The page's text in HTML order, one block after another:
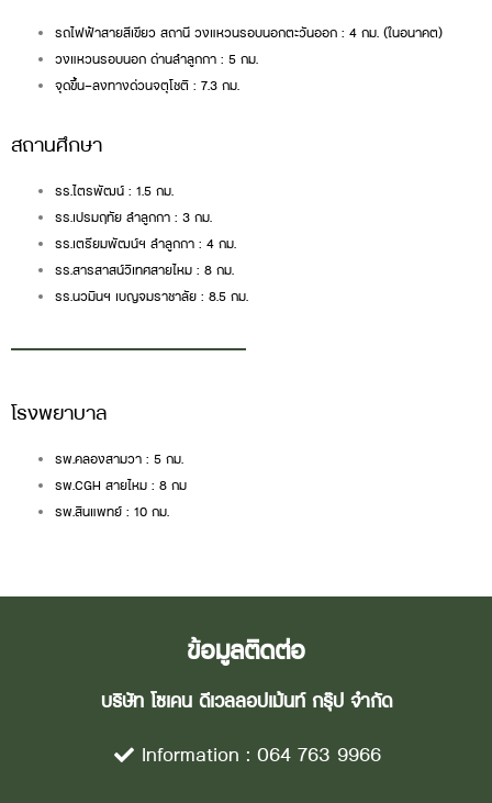
รถไฟฟ้าสายสีเขียว สถานี วงแหวนรอบนอกตะวันออก : 4 กม. (ในอนาคต)
วงแหวนรอบนอก ด่านลำลูกกา : 5 กม.
จุดขึ้น-ลงทางด่วนจตุโชติ : 7.3 กม.
สถานศึกษา
รร.ไตรพัฒน์ : 1.5 กม.
รร.เปรมฤทัย ลำลูกกา : 3 กม.
รร.เตรียมพัฒน์ฯ ลำลูกกา : 4 กม.
รร.สารสาสน์วิเทศสายไหม : 8 กม.
รร.นวมินฯ เบญจมราชาลัย : 8.5 กม.
โรงพยาบาล
รพ.คลองสามวา : 5 กม.
รพ.CGH สายไหม : 8 กม
รพ.สินแพทย์ : 10 กม.
ข้อมูลติดต่อ
บริษัท โซเคน ดีเวลลอปเม้นท์ กรุ๊ป จำกัด
Information : 064 763 9966